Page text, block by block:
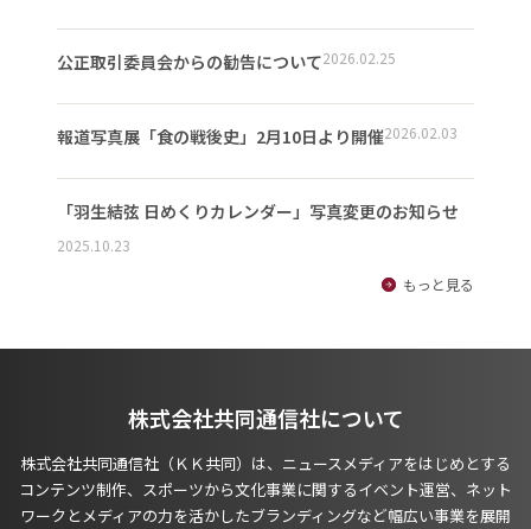
公正取引委員会からの勧告について2026.02.25
報道写真展「食の戦後史」2月10日より開催2026.02.03
「羽生結弦 日めくりカレンダー」写真変更のお知らせ
2025.10.23
もっと見る
株式会社共同通信社について
株式会社共同通信社（ＫＫ共同）は、ニュースメディアをはじめとする
コンテンツ制作、スポーツから文化事業に関するイベント運営、ネット
ワークとメディアの力を活かしたブランディングなど幅広い事業を展開